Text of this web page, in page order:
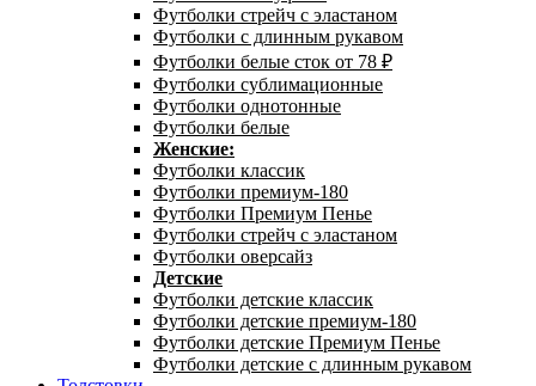
Футболки стрейч с эластаном
Футболки с длинным рукавом
Футболки белые сток от 78 ₽
Футболки сублимационные
Футболки однотонные
Футболки белые
Женские:
Футболки классик
Футболки премиум-180
Футболки Премиум Пенье
Футболки стрейч с эластаном
Футболки оверсайз
Детские
Футболки детские классик
Футболки детские премиум-180
Футболки детские Премиум Пенье
Футболки детские с длинным рукавом